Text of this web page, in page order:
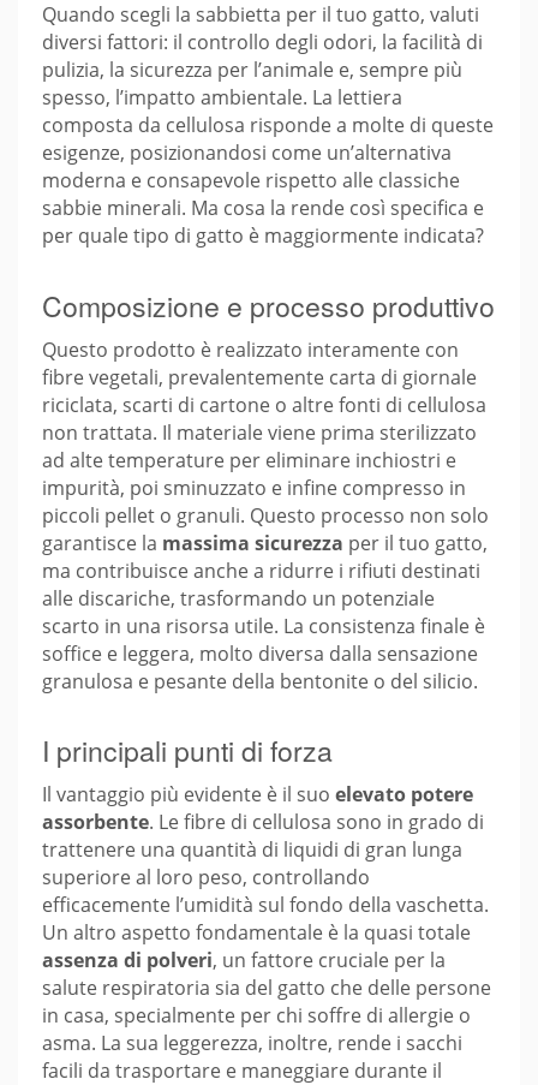
Quando scegli la sabbietta per il tuo gatto, valuti
diversi fattori: il controllo degli odori, la facilità di
pulizia, la sicurezza per l’animale e, sempre più
spesso, l’impatto ambientale. La lettiera
composta da cellulosa risponde a molte di queste
esigenze, posizionandosi come un’alternativa
moderna e consapevole rispetto alle classiche
sabbie minerali. Ma cosa la rende così specifica e
per quale tipo di gatto è maggiormente indicata?
Composizione e processo produttivo
Questo prodotto è realizzato interamente con
fibre vegetali, prevalentemente carta di giornale
riciclata, scarti di cartone o altre fonti di cellulosa
non trattata. Il materiale viene prima sterilizzato
ad alte temperature per eliminare inchiostri e
impurità, poi sminuzzato e infine compresso in
piccoli pellet o granuli. Questo processo non solo
garantisce la massima sicurezza per il tuo gatto,
ma contribuisce anche a ridurre i rifiuti destinati
alle discariche, trasformando un potenziale
scarto in una risorsa utile. La consistenza finale è
soffice e leggera, molto diversa dalla sensazione
granulosa e pesante della bentonite o del silicio.
I principali punti di forza
Il vantaggio più evidente è il suo elevato potere
assorbente. Le fibre di cellulosa sono in grado di
trattenere una quantità di liquidi di gran lunga
superiore al loro peso, controllando
efficacemente l’umidità sul fondo della vaschetta.
Un altro aspetto fondamentale è la quasi totale
assenza di polveri, un fattore cruciale per la
salute respiratoria sia del gatto che delle persone
in casa, specialmente per chi soffre di allergie o
asma. La sua leggerezza, inoltre, rende i sacchi
facili da trasportare e maneggiare durante il